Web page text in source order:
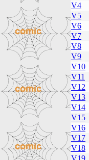
V4
V5
V6
V7
V8
V9
V10
V11
V12
V13
V14
V15
V16
V17
V18
V19